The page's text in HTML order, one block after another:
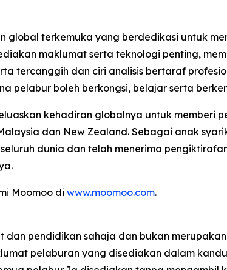
global terkemuka yang berdedikasi untuk
maklumat serta teknologi penting,
tercanggih dan ciri analisis bertaraf
pelabur boleh berkongsi, belajar serta
kehadiran globalnya untuk
dan New Zealand. Sebagai anak
dunia dan telah menerima
Moomoo di www.moomoo.com.
dan pendidikan sahaja dan bukan
pelaburan yang disediakan dalam